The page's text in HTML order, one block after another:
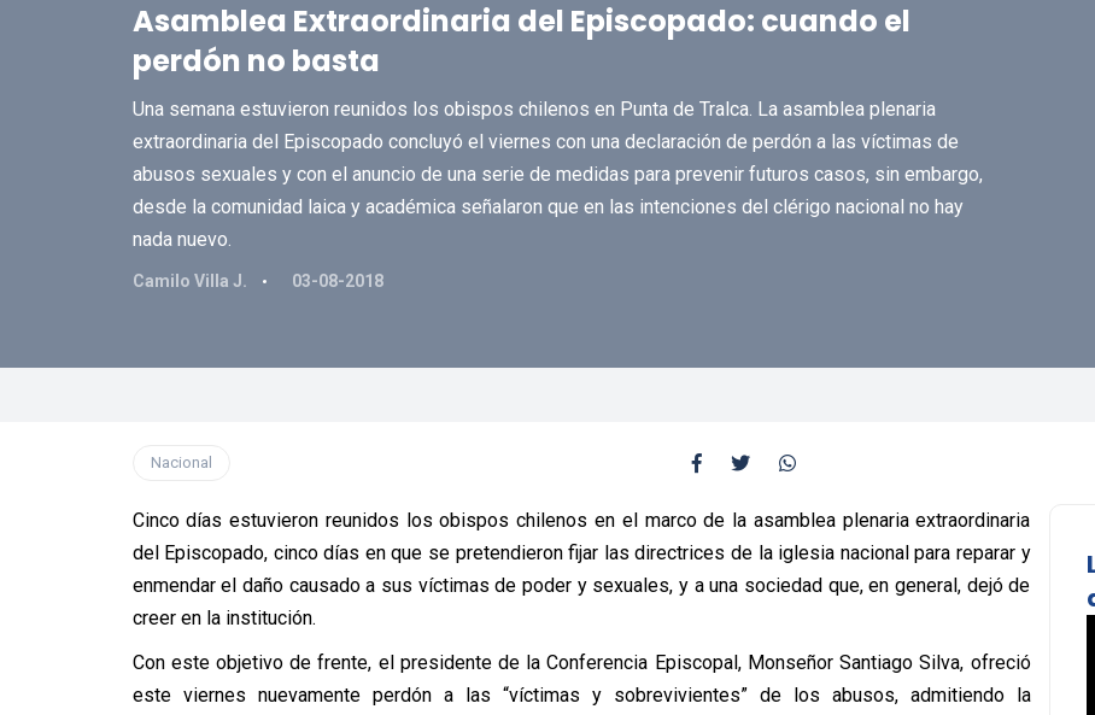
Asamblea Extraordinaria del Episcopado: cuando el
perdón no basta
Una semana estuvieron reunidos los obispos chilenos en Punta de Tralca. La asamblea plenaria
extraordinaria del Episcopado concluyó el viernes con una declaración de perdón a las víctimas de
abusos sexuales y con el anuncio de una serie de medidas para prevenir futuros casos, sin embargo,
desde la comunidad laica y académica señalaron que en las intenciones del clérigo nacional no hay
nada nuevo.
Camilo Villa J. 03-08-2018
Nacional
Cinco días estuvieron reunidos los obispos chilenos en el marco de la asamblea plenaria extraordinaria
del Episcopado, cinco días en que se pretendieron fijar las directrices de la iglesia nacional para reparar y
enmendar el daño causado a sus víctimas de poder y sexuales, y a una sociedad que, en general, dejó de
creer en la institución.
Con este objetivo de frente, el presidente de la Conferencia Episcopal, Monseñor Santiago Silva, ofreció
este viernes nuevamente perdón a las “víctimas y sobrevivientes” de los abusos, admitiendo la